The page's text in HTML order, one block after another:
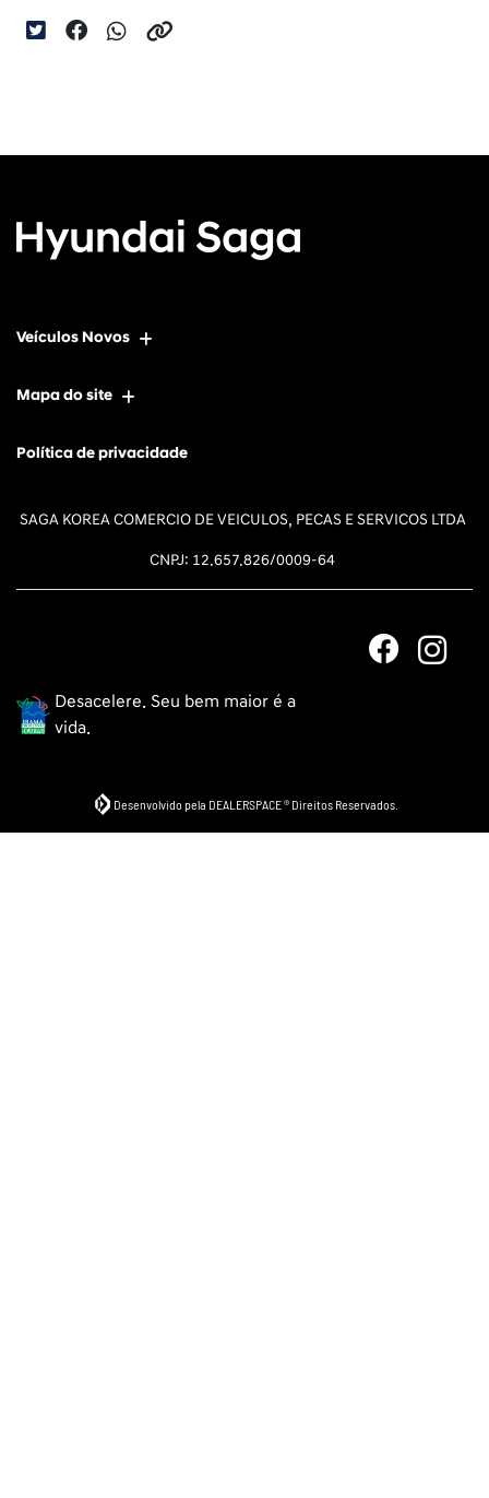
Veículos Novos
Mapa do site
Política de privacidade
SAGA KOREA COMERCIO DE VEICULOS, PECAS E SERVICOS LTDA
CNPJ: 12.657.826/0009-64
Desacelere. Seu bem maior é a
vida.
Desenvolvido pela DEALERSPACE ® Direitos Reservados.